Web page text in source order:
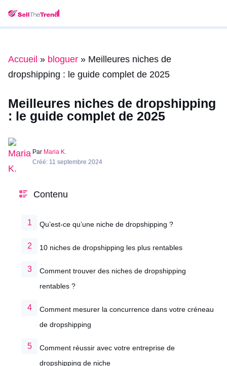
Accueil » bloguer » Meilleures niches de
dropshipping : le guide complet de 2025
Meilleures niches de dropshipping
: le guide complet de 2025
Par Maria K.
Créé: 11 septembre 2024
Contenu
Qu’est-ce qu’une niche de dropshipping ?
10 niches de dropshipping les plus rentables
Comment trouver des niches de dropshipping
rentables ?
Comment mesurer la concurrence dans votre créneau
de dropshipping
Comment réussir avec votre entreprise de
dropshipping de niche